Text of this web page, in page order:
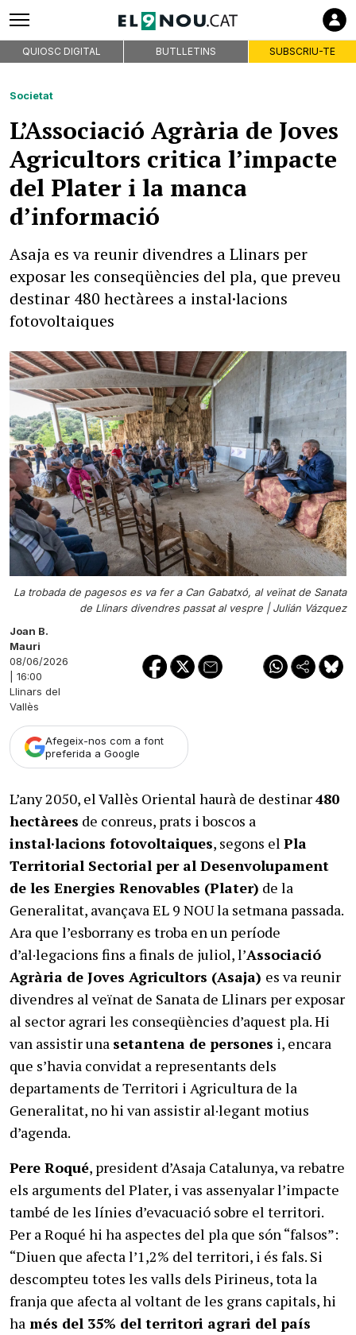
QUIOSC DIGITAL BUTLLETINS SUBSCRIU-TE
Societat
L’Associació Agrària de Joves
Agricultors critica l’impacte
del Plater i la manca
d’informació
Asaja es va reunir divendres a Llinars per
exposar les conseqüències del pla, que preveu
destinar 480 hectàrees a instal·lacions
fotovoltaiques
La trobada de pagesos es va fer a Can Gabatxó, al veïnat de Sanata
de Llinars divendres passat al vespre |Julián Vázquez
Joan B.
Mauri
08/06/2026
| 16:00
Llinars del
Vallès
Afegeix-nos com a font
preferida a Google
L’any 2050, el Vallès Oriental haurà de destinar480
hectàrees de conreus, prats i boscos a
instal·lacions fotovoltaiques, segons el Pla
Territorial Sectorial per al Desenvolupament
de les Energies Renovables (Plater) de la
Generalitat, avançava EL 9 NOU la setmana passada.
Ara que l’esborrany es troba en un període
d’al·legacions fins a finals de juliol, l’Associació
Agrària de Joves Agricultors (Asaja) es va reunir
divendres al veïnat de Sanata de Llinars per exposar
al sector agrari les conseqüències d’aquest pla. Hi
van assistir una setantena de persones i, encara
que s’havia convidat a representants dels
departaments de Territori i Agricultura de la
Generalitat, no hi van assistir al·legant motius
d’agenda.
Pere Roqué, president d’Asaja Catalunya, va rebatre
els arguments del Plater, i vas assenyalar l’impacte
també de les línies d’evacuació sobre el territori.
Per a Roqué hi ha aspectes del pla que són “falsos”:
“Diuen que afecta l’1,2% del territori, i és fals. Si
descompteu totes les valls dels Pirineus, tota la
franja que afecta al voltant de les grans capitals, hi
ha més del 35% del territori agrari del país